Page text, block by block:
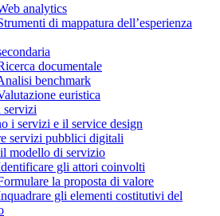
analytics
di mappatura dell’esperienza
documentale
benchmark
euristica
servizi
i servizi e il service design
servizi pubblici digitali
modello di servizio
gli attori coinvolti
la proposta di valore
gli elementi costitutivi del